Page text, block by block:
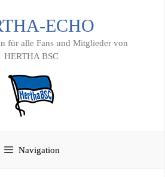
ECHO
für alle Fans und Mitglieder von
HERTHA BSC
Navigation